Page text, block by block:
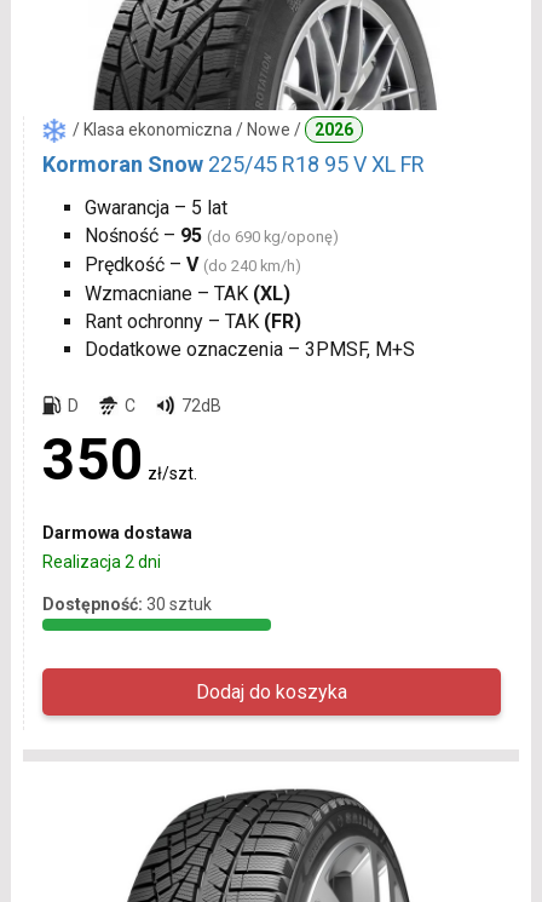
/ Klasa ekonomiczna / Nowe / 2026
Kormoran Snow 225/45 R18 95 V XL FR
Gwarancja – 5 lat
Nośność – 95 (do 690 kg/oponę)
Prędkość – V (do 240 km/h)
Wzmacniane – TAK (XL)
Rant ochronny – TAK (FR)
Dodatkowe oznaczenia – 3PMSF, M+S
D C 72dB
350 zł/szt.
Darmowa dostawa
Realizacja 2 dni
Dostępność: 30 sztuk